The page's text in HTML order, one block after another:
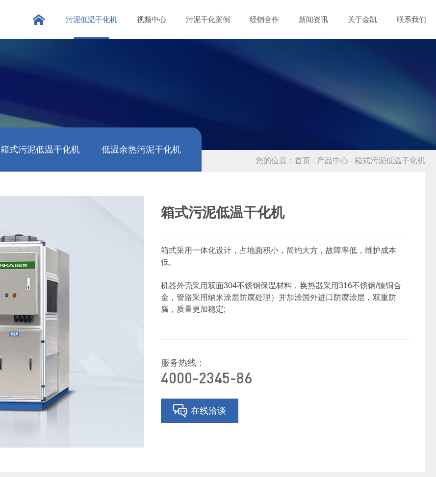
污泥低温干化机 视频中心 污泥干化案例 经销合作 新闻资讯 关于金凯 联系我们
箱式污泥低温干化机 低温余热污泥干化机
您的位置： 首页 - 产品中心 - 箱式污泥低温干化机
箱式污泥低温干化机
箱式采用一体化设计，占地面积小，简约大方，故障率低，维护成本
低。
机器外壳采用双面304不锈钢保温材料，换热器采用316不锈钢/镍铜合
金，管路采用纳米涂层防腐处理）并加涂国外进口防腐涂层，双重防
腐，质量更加稳定;
服务热线：
4000-2345-86
在线洽谈